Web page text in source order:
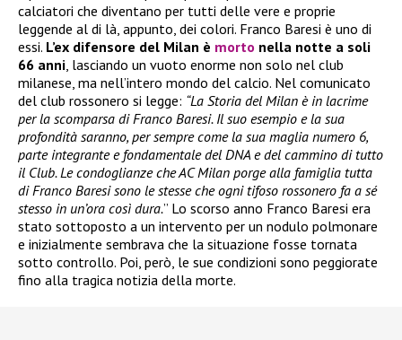
calciatori che diventano per tutti delle vere e proprie
leggende al di là, appunto, dei colori. Franco Baresi è uno di
essi. L’ex difensore del Milan è morto nella notte a soli
66 anni , lasciando un vuoto enorme non solo nel club
milanese, ma nell’intero mondo del calcio. Nel comunicato
del club rossonero si legge: “La Storia del Milan è in lacrime
per la scomparsa di Franco Baresi. Il suo esempio e la sua
profondità saranno, per sempre come la sua maglia numero 6,
parte integrante e fondamentale del DNA e del cammino di tutto
il Club. Le condoglianze che AC Milan porge alla famiglia tutta
di Franco Baresi sono le stesse che ogni tifoso rossonero fa a sé
stesso in un’ora così dura.” Lo scorso anno Franco Baresi era
stato sottoposto a un intervento per un nodulo polmonare
e inizialmente sembrava che la situazione fosse tornata
sotto controllo. Poi, però, le sue condizioni sono peggiorate
fino alla tragica notizia della morte.